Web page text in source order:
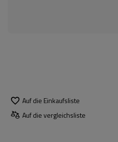
Auf die Einkaufsliste
Auf die vergleichsliste